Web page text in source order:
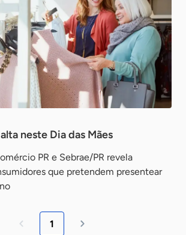
neste Dia das Mães
PR e Sebrae/PR revela
que pretendem presentear
1